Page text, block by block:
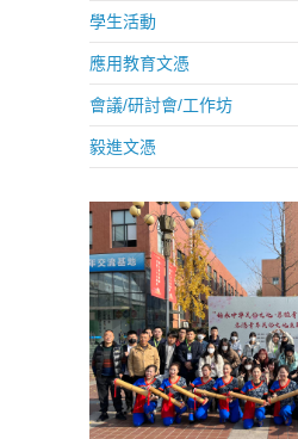
學生活動
應用教育文憑
會議/研討會/工作坊
毅進文憑